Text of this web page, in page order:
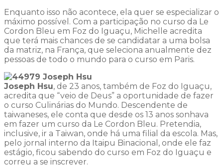
Enquanto isso não acontece, ela quer se especializar o
máximo possível. Com a participação no curso da Le
Cordon Bleu em Foz do Iguaçu, Michelle acredita
que terá mais chances de se candidatar a uma bolsa
da matriz, na França, que seleciona anualmente dez
pessoas de todo o mundo para o curso em Paris.
Joseph Hsu, de 23 anos, também de Foz do Iguaçu,
acredita que “veio de Deus” a oportunidade de fazer
o curso Culinárias do Mundo. Descendente de
taiwaneses, ele conta que desde os 13 anos sonhava
em fazer um curso da Le Cordon Bleu. Pretendia,
inclusive, ir a Taiwan, onde há uma filial da escola. Mas,
pelo jornal interno da Itaipu Binacional, onde ele faz
estágio, ficou sabendo do curso em Foz do Iguaçu e
correu a se inscrever.